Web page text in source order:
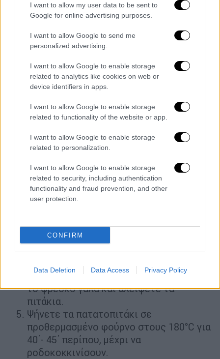
I want to allow my user data to be sent to
Google for online advertising purposes.
I want to allow Google to send me
personalized advertising.
I want to allow Google to enable storage
related to analytics like cookies on web or
device identifiers in apps.
I want to allow Google to enable storage
related to functionality of the website or app.
I want to allow Google to enable storage
related to personalization.
I want to allow Google to enable storage
related to security, including authentication
functionality and fraud prevention, and other
user protection.
CONFIRM
Data Deletion Data Access Privacy Policy
τετράγωνα κομμάτια.
Στο μεταξύ ετοιμάζετε τη γέμιση.
Σοτάρετε τα κρεμμύδια στο μισό
λάδι μέχρι να ροδίσουν. Σε ένα μπολ
βάζετε τις βρασμένες πατάτες, το
μαϊντανό, το κρεμμύδι, το μετσοβόνε, τη
γραβιέρα, 2 αυγά ολόκληρα, αλάτι, πιπέρι
καλά. Ζεσταίνετε τα 2/3 από το βούτυρο
και σοτάρετε τα μανιτάρια μέχρι να
εξατμισθούν τα υγρά τους. Τα
προσθέτετε και αυτά στο μείγμα με τις
και τα τυριά.
Βουτυρώνετε με το υπόλοιπο βούτυρο 1
ή 2 ταψιά, απλώνετε τα 12 τετράγωνα
στα κομμάτια τη γέμιση της πατάτας.
Διπλώνετε τις 4 άκρες από κάθε
σφολιατάκι προς τα μέσα για να πάρει
Χτυπάτε τον κρόκο του τρίτου αυγού με
το φρέσκο γάλα και αλείφετε τα
πιτάκια.
Ψήνετε τα πατατοπιτάκι σε
προθερμασμένο φούρνο στους 180°C για
40΄- 45΄ περίπου, μέχρι να
ροδοκοκκινίσουν.